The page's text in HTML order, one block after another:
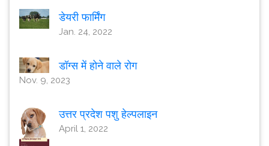
डेयरी फार्मिंग
Jan. 24, 2022
डॉग्स में होने वाले रोग
Nov. 9, 2023
उत्तर प्रदेश पशु हेल्पलाइन
April 1, 2022